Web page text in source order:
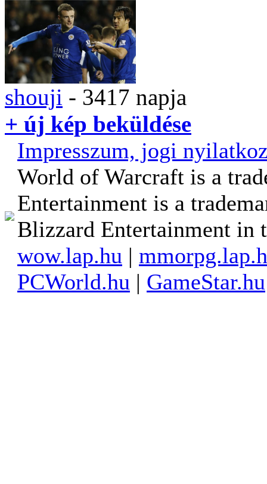
shouji - 3417 napja
+ új kép beküldése
Impresszum, jogi
World of Warcraft is a
Entertainment is a
Blizzard Entertainment in
wow.lap.hu |
PCWorld.hu | GameStar.hu